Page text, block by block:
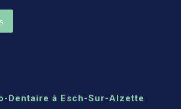
Dentaire à Esch-Sur-Alzette